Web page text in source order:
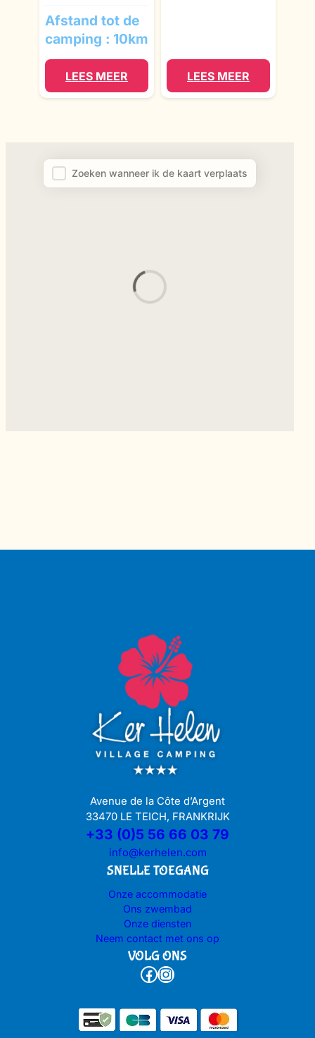
Afstand tot de
camping : 10km
LEES MEER LEES MEER
Zoeken wanneer ik de kaart verplaats
Avenue de la Côte d’Argent
33470 LE TEICH, FRANKRIJK
+33 (0)5 56 66 03 79
info@kerhelen.com
SNELLE TOEGANG
Onze accommodatie
Ons zwembad
Onze diensten
Neem contact met ons op
VOLG ONS
Facebook Instagram